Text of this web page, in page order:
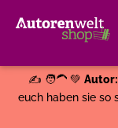
✍️ 🧑‍🦱 💚
euch haben sie so